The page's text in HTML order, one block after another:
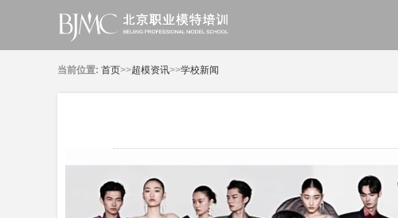
当前位置: 首页>>超模资讯>>学校新闻